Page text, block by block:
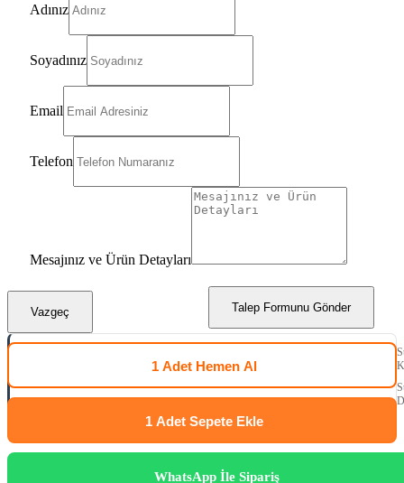
Adınız
Soyadınız
Email
Telefon
Mesajınız ve Ürün Detayları
Talep Formunu Gönder
Vazgeç
1 Adet Hemen Al
1 Adet Sepete Ekle
WhatsApp İle Sipariş